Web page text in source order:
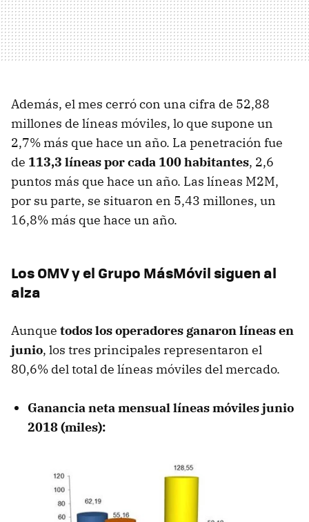
Además, el mes cerró con una cifra de 52,88
millones de líneas móviles, lo que supone un
2,7% más que hace un año. La penetración fue
de 113,3 líneas por cada 100 habitantes, 2,6
puntos más que hace un año. Las líneas M2M,
por su parte, se situaron en 5,43 millones, un
16,8% más que hace un año.
Los OMV y el Grupo MásMóvil siguen al
alza
Aunque todos los operadores ganaron líneas en
junio, los tres principales representaron el
80,6% del total de líneas móviles del mercado.
Ganancia neta mensual líneas móviles junio
2018 (miles):